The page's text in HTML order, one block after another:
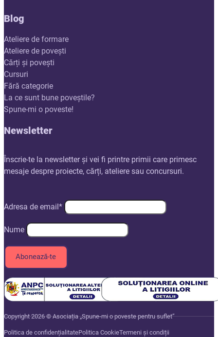
Blog
Ateliere de formare
Ateliere de povești
Cărți și povești
Cursuri
Fără categorie
La ce sunt bune poveștile?
Spune-mi o poveste!
Newsletter
Înscrie-te la newsletter și vei fi printre primii care primesc
mesaje despre proiecte, cărți, ateliere sau concursuri.
Adresa de email*
Nume
Copyright 2026 © Asociația „Spune-mi o poveste pentru suflet”
Politica de confidențialitatePolitica CookieTermeni și condiții